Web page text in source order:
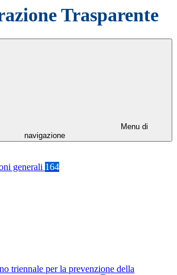
Trasparente
Menu di
navigazione
generali 164
triennale per la prevenzione della